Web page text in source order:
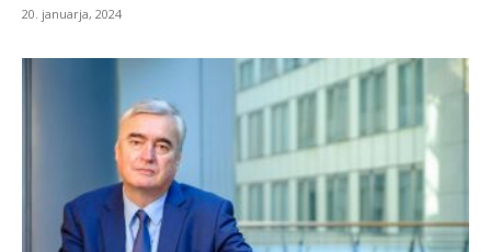
20. januarja, 2024